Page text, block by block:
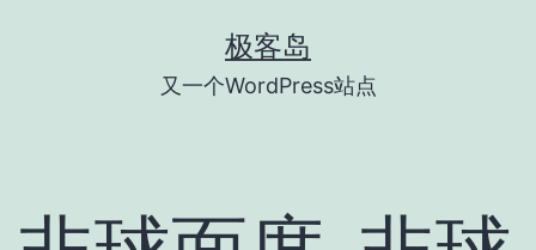
极客岛
又一个WordPress站点